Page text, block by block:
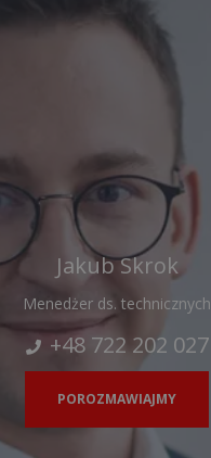
Jakub Skrok
Menedżer ds. technicznych
+48 722 202 027
POROZMAWIAJMY